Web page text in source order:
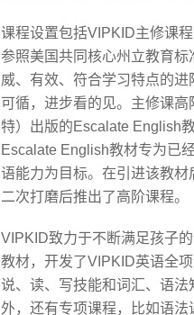
课程设置包括VIPKID主修课
参照美国共同核心州立教育
威、有效、符合学习特点的
可循，进步看的见。主修课
特）出版的Escalate English
Escalate English教材专为已
语能力为目标。在引进该教材
二次打磨后推出了高阶课程。
VIPKID致力于不断满足孩子
教材，开发了VIPKID英语全
说、读、写技能和词汇、语
外，还有专项课程，比如语